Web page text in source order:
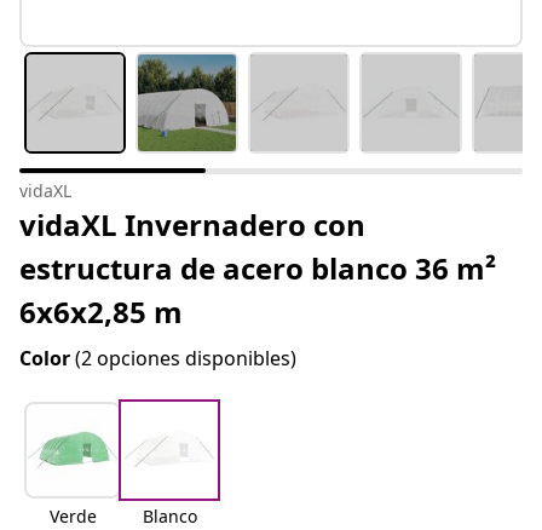
vidaXL
vidaXL Invernadero con
estructura de acero blanco 36 m²
6x6x2,85 m
Color(2 opciones disponibles)
Verde Blanco